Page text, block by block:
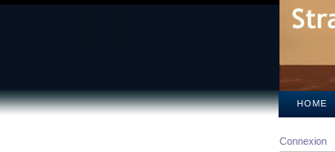
HOME
Connexion